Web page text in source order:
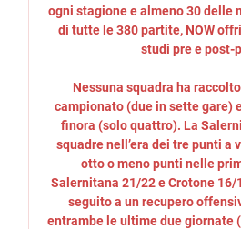
ogni stagione e almeno 30
di tutte le 380 partite, NOW
studi pre e post-
Nessuna squadra ha
campionato (due in sette gare)
finora (solo quattro). La
squadre nell’era dei tre punti
otto o meno punti nelle
Salernitana 21/22 e Crotone
seguito a un recupero
entrambe le ultime due giornate